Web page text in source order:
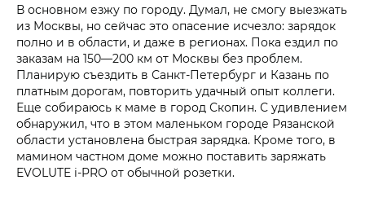
В основном езжу по городу. Думал, не смогу выезжать
из Москвы, но сейчас это опасение исчезло: зарядок
полно и в области, и даже в регионах. Пока ездил по
заказам на 150—200 км от Москвы без проблем.
Планирую съездить в Санкт-Петербург и Казань по
платным дорогам, повторить удачный опыт коллеги.
Еще собираюсь к маме в город Скопин. С удивлением
обнаружил, что в этом маленьком городе Рязанской
области установлена быстрая зарядка. Кроме того, в
мамином частном доме можно поставить заряжать
EVOLUTE i‑PRO от обычной розетки.